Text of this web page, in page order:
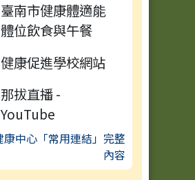
臺南市健康體適能
體位飲食與午餐
健康促進學校網站
那拔直播 -
YouTube
康中心「常用連結」完整
內容